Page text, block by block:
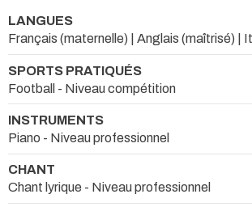
LANGUES
Français (maternelle) | Anglais (maîtrisé) |
SPORTS PRATIQUÉS
Football - Niveau compétition
INSTRUMENTS
Piano - Niveau professionnel
CHANT
Chant lyrique - Niveau professionnel